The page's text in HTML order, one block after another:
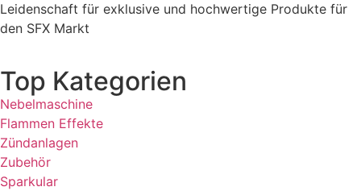
Leidenschaft für exklusive und hochwertige Produkte für
den SFX Markt
Top Kategorien
Nebelmaschine
Flammen Effekte
Zündanlagen
Zubehör
Sparkular